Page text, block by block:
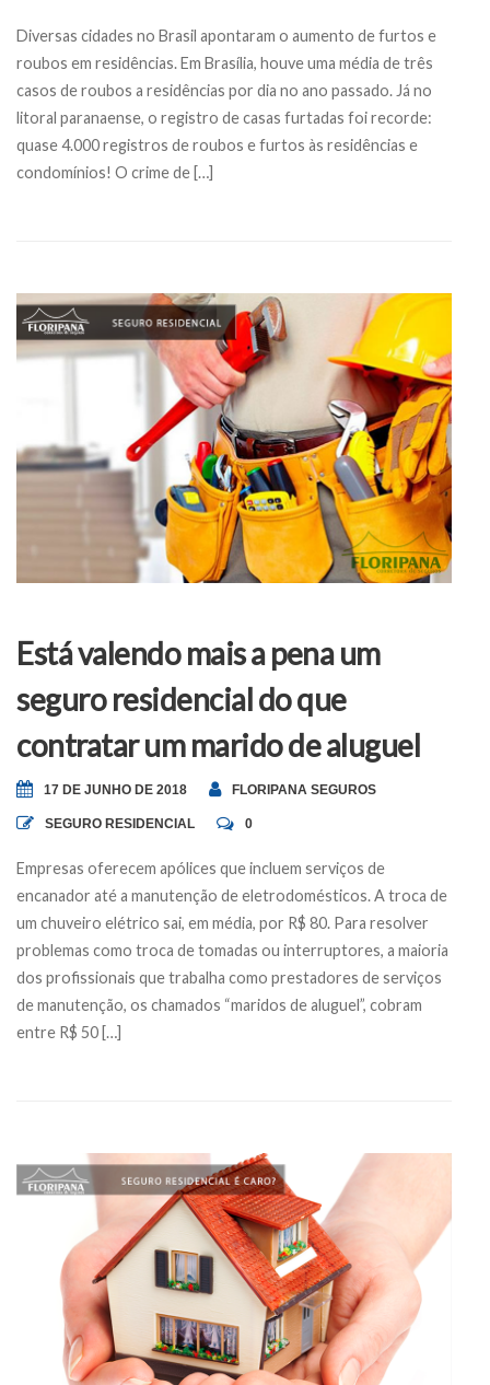
Diversas cidades no Brasil apontaram o aumento de furtos e
roubos em residências. Em Brasília, houve uma média de três
casos de roubos a residências por dia no ano passado. Já no
litoral paranaense, o registro de casas furtadas foi recorde:
quase 4.000 registros de roubos e furtos às residências e
condomínios! O crime de […]
Está valendo mais a pena um
seguro residencial do que
contratar um marido de aluguel
17 DE JUNHO DE 2018 FLORIPANA SEGUROS
SEGURO RESIDENCIAL 0
Empresas oferecem apólices que incluem serviços de
encanador até a manutenção de eletrodomésticos. A troca de
um chuveiro elétrico sai, em média, por R$ 80. Para resolver
problemas como troca de tomadas ou interruptores, a maioria
dos profissionais que trabalha como prestadores de serviços
de manutenção, os chamados “maridos de aluguel”, cobram
entre R$ 50 […]